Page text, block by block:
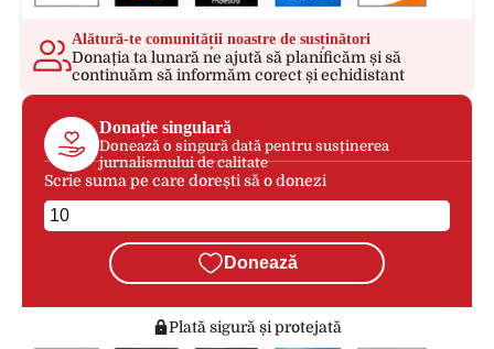
Alătură-te comunității noastre de susținători
Donația ta lunară ne ajută să planificăm și să
continuăm să informăm corect și echidistant
Donație singulară
Donează o singură dată pentru susținerea
jurnalismului de calitate
Scrie suma pe care dorești să o donezi
Donează
Plată sigură și protejată